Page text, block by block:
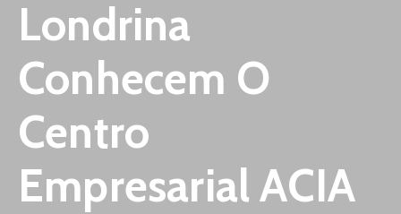
Fórum
Desenvolve
Instituto
De
Pesquisa
Imprensa
Contato
Londrina
Conhecem O
Centro
Empresarial ACIA